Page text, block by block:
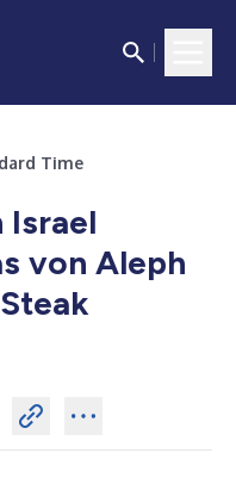
Time
Israel
von Aleph